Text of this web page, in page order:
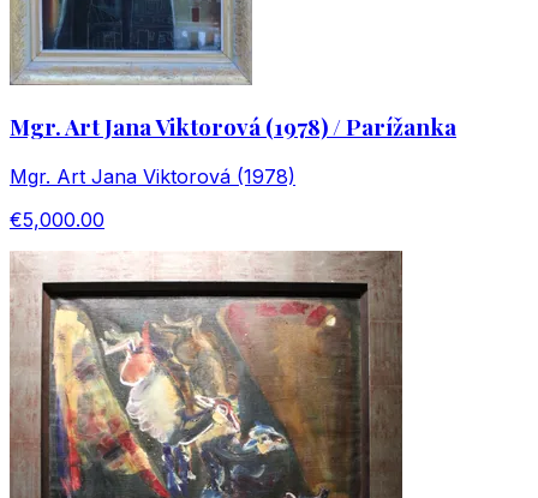
Mgr. Art Jana Viktorová (1978) / Parížanka
Mgr. Art Jana Viktorová (1978)
€5,000.00